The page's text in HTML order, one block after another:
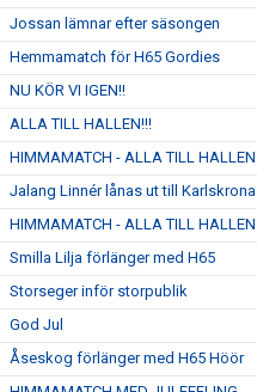
Jossan lämnar efter säsongen
Hemmamatch för H65 Gordies
NU KÖR VI IGEN!!
ALLA TILL HALLEN!!!
HIMMAMATCH - ALLA TILL HALLEN
Jalang Linnér lånas ut till Karlskrona
HIMMAMATCH - ALLA TILL HALLEN
Smilla Lilja förlänger med H65
Storseger inför storpublik
God Jul
Åseskog förlänger med H65 Höör